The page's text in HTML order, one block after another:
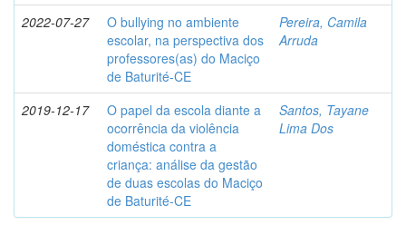
2022-07-27
O bullying no ambiente
escolar, na perspectiva dos
professores(as) do Maciço
de Baturité-CE
Pereira, Camila
Arruda
2019-12-17
O papel da escola diante a
ocorrência da violência
doméstica contra a
criança: análise da gestão
de duas escolas do Maciço
de Baturité-CE
Santos, Tayane
Lima Dos